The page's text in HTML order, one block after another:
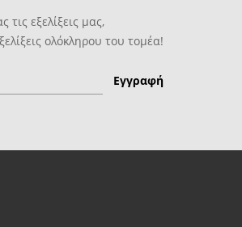
εξελίξεις μας,
ολόκληρου του τομέα!